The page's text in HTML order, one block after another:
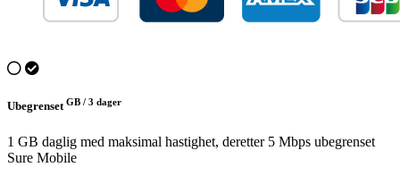
UbegrensetGB / 3 dager
1 GB daglig med maksimal hastighet, deretter 5 Mbps ubegrenset
Sure Mobile